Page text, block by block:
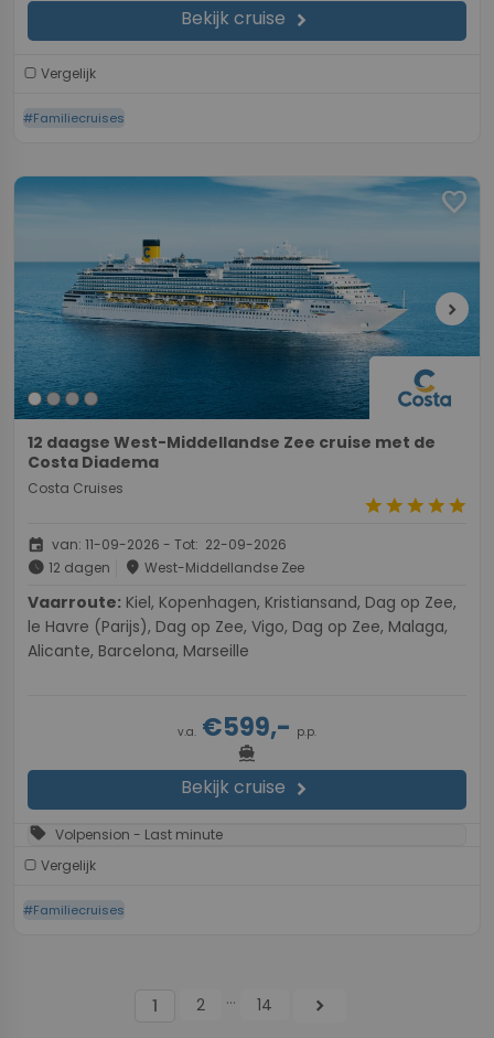
Bekijk cruise chevron_right
Vergelijk
#Familiecruises
favorite
chevron_right
12 daagse West-Middellandse Zee cruise met de
Costa Diadema
Costa Cruises
starstarstarstarstar
event van: 11-09-2026 - Tot: 22-09-2026
schedule 12 dagen place West-Middellandse Zee
Vaarroute:
le Havre (Parijs), Dag op Zee, Vigo, Dag op Zee, Malaga,
Alicante, Barcelona, Marseille
v.a. €599,- p.p.
directions_boat
Bekijk cruise chevron_right
sell Volpension - Last minute
Vergelijk
#Familiecruises
1 2 ... 14 chevron_right